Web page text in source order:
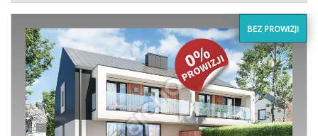
BEZ PROWIZJI